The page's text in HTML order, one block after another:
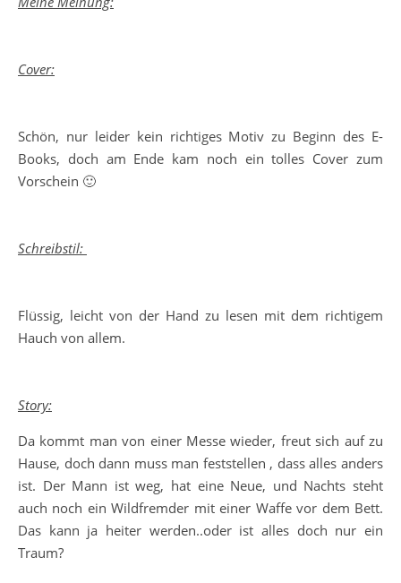
Cover:
Schön, nur leider kein richtiges Motiv zu Beginn des E-
Books, doch am Ende kam noch ein tolles Cover zum
Vorschein 🙂
Schreibstil:
Flüssig, leicht von der Hand zu lesen mit dem richtigem
Hauch von allem.
Story:
Da kommt man von einer Messe wieder, freut sich auf zu
Hause, doch dann muss man feststellen , dass alles anders
ist. Der Mann ist weg, hat eine Neue, und Nachts steht
auch noch ein Wildfremder mit einer Waffe vor dem Bett.
Das kann ja heiter werden..oder ist alles doch nur ein
Traum?